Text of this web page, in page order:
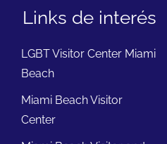
Links de interés
LGBT Visitor Center Miami
Beach
Miami Beach Visitor
Center